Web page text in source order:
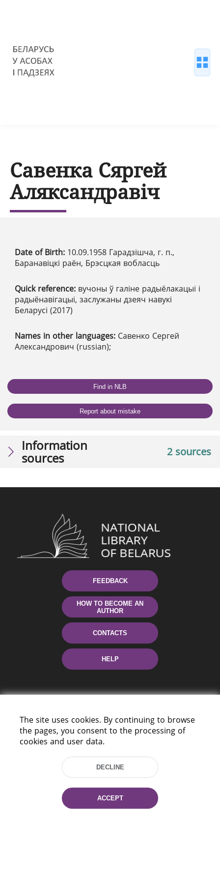
Савенка Сяргей
Аляксандравіч
Date of Birth: 10.09.1958 Гарадзішча, г. п.,
Баранавіцкі раён, Брэсцкая вобласць
Quick reference: вучоны ў галіне радыёлакацыі і
радыёнавігацыі, заслужаны дзеяч навукі
Беларусі (2017)
Names in other languages: Савенко Сергей
Александрович (russian);
Find in NLB
Report about mistake
2 sources
Information
sources
FEEDBACK
HOW TO BECOME AN
AUTHOR
CONTACTS
HELP
Tel.: (+375 17) 368 37 37
Fax: (+375 17) 368 97 06
E-mail: inbox@nlb.by
The site uses cookies. By continuing to browse
the pages, you consent to the processing of
cookies and user data.
DECLINE
ACCEPT